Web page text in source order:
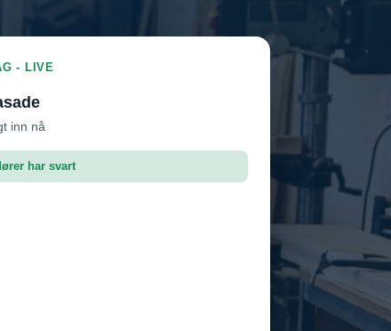
- LIVE
inn nå
har svart